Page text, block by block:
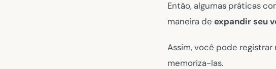
Então, algumas práticas
maneira de expandir seu
Assim, você pode
memoriza-las.